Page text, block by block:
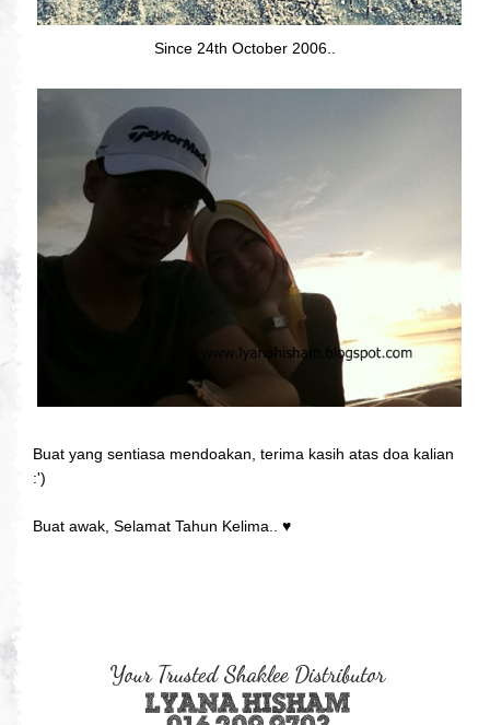
Since 24th October 2006..
Buat yang sentiasa mendoakan, terima kasih atas doa kalian
:')
Buat awak, Selamat Tahun Kelima.. ♥